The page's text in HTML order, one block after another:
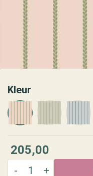
Kleur
205,00